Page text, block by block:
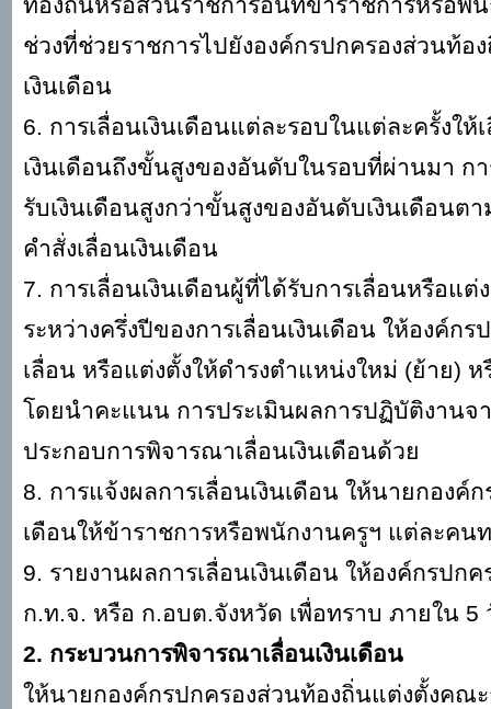
ท้องถิ่นหรือส่วนราชการอื่นที่ข้าราชการหรือพ
ช่วงที่ช่วยราชการไปยังองค์กรปกครองส่วนท้
เงินเดือน
6. การเลื่อนเงินเดือนแต่ละรอบในแต่ละครั้งใ
เงินเดือนถึงขั้นสูงของอันดับในรอบที่ผ่านมา ก
รับเงินเดือนสูงกว่าขั้นสูงของอันดับเงินเดือน
คำสั่งเลื่อนเงินเดือน
7. การเลื่อนเงินเดือนผู้ที่ได้รับการเลื่อนหรือแ
ระหว่างครึ่งปีของการเลื่อนเงินเดือน ให้องค์
เลื่อน หรือแต่งตั้งให้ดำรงตำแหน่งใหม่ (ย้าย)
โดยนำคะแนน การประเมินผลการปฏิบัติงาน
ประกอบการพิจารณาเลื่อนเงินเดือนด้วย
8. การแจ้งผลการเลื่อนเงินเดือน ให้นายกองค์
เดือนให้ข้าราชการหรือพนักงานครูฯ แต่ละคน
9. รายงานผลการเลื่อนเงินเดือน ให้องค์กรป
ก.ท.จ. หรือ ก.อบต.จังหวัด เพื่อทราบ ภายใน
2. กระบวนการพิจารณาเลื่อนเงินเดือน
ให้นายกองค์กรปกครองส่วนท้องถิ่นแต่งตั้งคณ